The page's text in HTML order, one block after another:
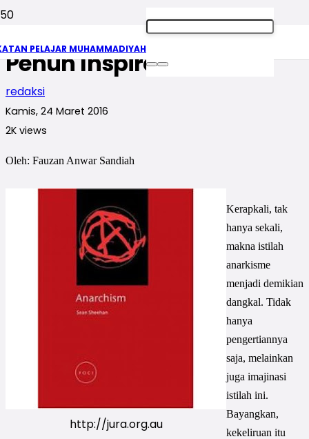
PELAJAR MUHAMMADIYAH
Anarkisme, Gerakan yang
Penuh Inspirasi
redaksi
Kamis, 24 Maret 2016
2K views
Oleh: Fauzan Anwar Sandiah
http://jura.org.au
Kerapkali, tak
hanya sekali,
makna istilah
anarkisme
menjadi demikian
dangkal. Tidak
hanya
pengertiannya
saja, melainkan
juga imajinasi
istilah ini.
Bayangkan,
kekeliruan itu